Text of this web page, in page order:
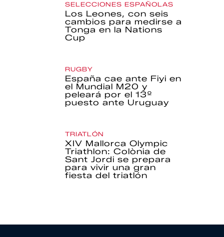
SELECCIONES ESPAÑOLAS
Los Leones, con seis
cambios para medirse a
Tonga en la Nations
Cup
RUGBY
España cae ante Fiyi en
el Mundial M20 y
peleará por el 13º
puesto ante Uruguay
TRIATLÓN
XIV Mallorca Olympic
Triathlon: Colònia de
Sant Jordi se prepara
para vivir una gran
fiesta del triatlón